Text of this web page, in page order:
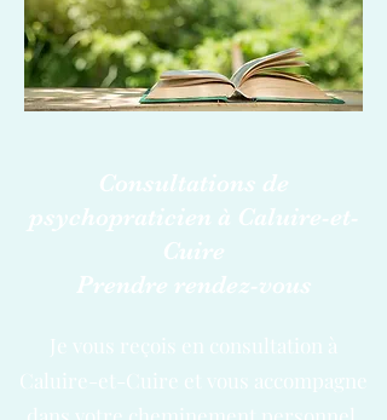
Consultations de
psychopraticien à Caluire-et-
Cuire
Prendre rendez-vous
Je vous reçois en consultation à
Caluire-et-Cuire et vous accompagne